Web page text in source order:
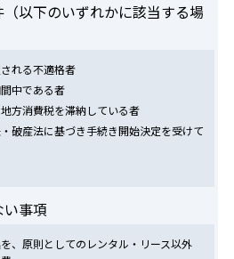
以下のいずれかに該当する場
れる不適格者
中である者
方消費税を滞納している者
破産法に基づき手続き開始決定を受けて
事項
、原則としてのレンタル・リース以外